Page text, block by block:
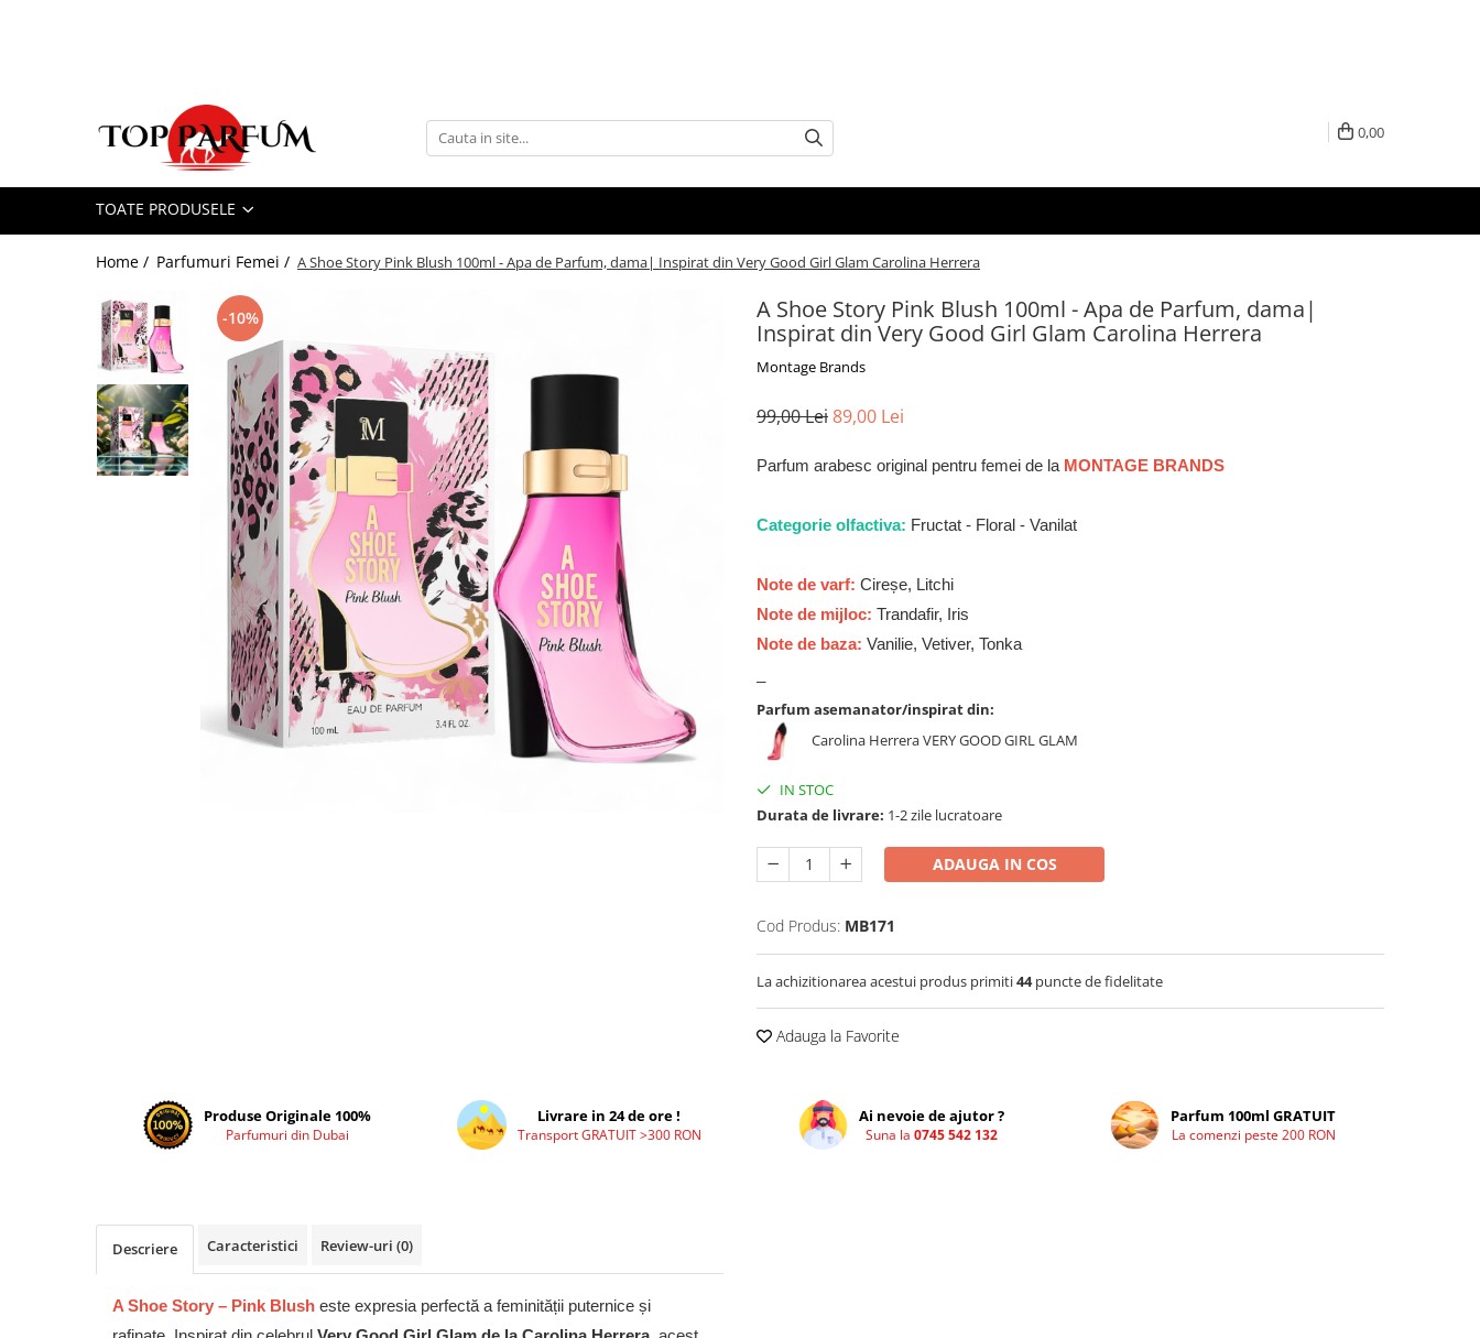
Seturi Parfumuri
Pachete BARBATI
Parfumuri Barbati
Parfumuri Unisex
Cele mai noi
Tipuri Parfumuri
Parfumuri Citrice
Al Fakhr Perfumes
Ard al Zaafaran
0,00
TOATE PRODUSELE
Home / Parfumuri Femei / A Shoe Story Pink Blush 100ml - Apa de Parfum, dama| Inspirat din Very Good Girl Glam Carolina Herrera
A Shoe Story Pink Blush 100ml - Apa de Parfum, dama|
Inspirat din Very Good Girl Glam Carolina Herrera
Montage Brands
-10%
99,00 Lei89,00 Lei
Parfum arabesc original pentru femei de la MONTAGE BRANDS
Categorie olfactiva: Fructat - Floral - Vanilat
Note de varf: Cireșe, Litchi
Note de mijloc: Trandafir, Iris
Note de baza: Vanilie, Vetiver, Tonka
Parfum asemanator/inspirat din:
Carolina Herrera VERY GOOD GIRL GLAM
IN STOC
Durata de livrare: 1-2 zile lucratoare
ADAUGA IN COS
Cod Produs: MB171
La achizitionarea acestui produs primiti44puncte de fidelitate
Adauga la Favorite
Produse Originale 100%
Parfumuri din Dubai
Livrare in 24 de ore !
Transport GRATUIT >300 RON
Ai nevoie de ajutor ?
Suna la 0745 542 132
Parfum 100ml GRATUIT
La comenzi peste 200 RON
Descriere Caracteristici Review-uri (0)
A Shoe Story – Pink Blush este expresia perfectă a feminității puternice și